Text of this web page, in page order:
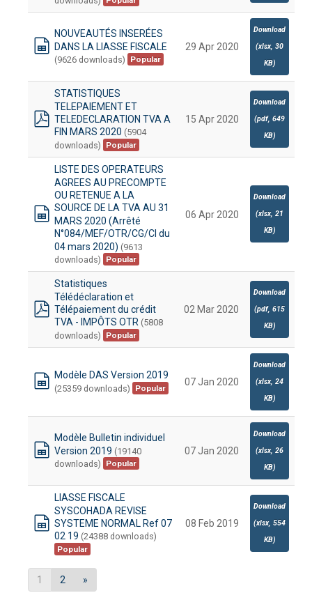
spreadsheet
NOUVEAUTÉS INSERÉES
DANS LA LIASSE FISCALE
(9626 downloads) Popular
29 Apr 2020
Download
(xlsx, 30
KB)
pdf
STATISTIQUES
TELEPAIEMENT ET
TELEDECLARATION TVA A
FIN MARS 2020 (5904
downloads)
Popular
15 Apr 2020
Download
(pdf, 649
KB)
spreadsheet
LISTE DES OPERATEURS
AGREES AU PRECOMPTE
OU RETENUE A LA
SOURCE DE LA TVA AU 31
MARS 2020 (Arrêté
N°084/MEF/OTR/CG/CI du
04 mars 2020) (9613
downloads)
Popular
06 Apr 2020
Download
(xlsx, 21
KB)
pdf
Statistiques
Télédéclaration et
Télépaiement du crédit
TVA - IMPÔTS OTR (5808
downloads)
Popular
02 Mar 2020
Download
(pdf, 615
KB)
spreadsheet
Modèle DAS Version 2019
(25359 downloads) Popular
07 Jan 2020
Download
(xlsx, 24
KB)
spreadsheet
Modèle Bulletin individuel
Version 2019 (19140
downloads)
Popular
07 Jan 2020
Download
(xlsx, 26
KB)
spreadsheet
LIASSE FISCALE
SYSCOHADA REVISE
SYSTEME NORMAL Ref 07
02 19 (24388 downloads)
Popular
08 Feb 2019
Download
(xlsx, 554
KB)
1 2 »